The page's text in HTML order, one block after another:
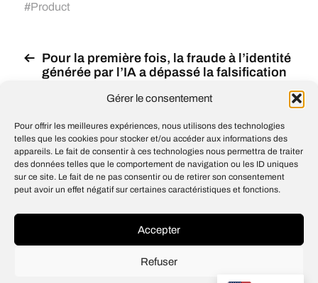
Gérer le consentement
Pour offrir les meilleures expériences, nous utilisons des technologies
telles que les cookies pour stocker et/ou accéder aux informations des
appareils. Le fait de consentir à ces technologies nous permettra de traiter
des données telles que le comportement de navigation ou les ID uniques
sur ce site. Le fait de ne pas consentir ou de retirer son consentement
peut avoir un effet négatif sur certaines caractéristiques et fonctions.
Accepter
Refuser
#Product
Pour la première fois, la fraude à l’identité
générée par l’IA a dépassé la falsification
un tournant majeur dans la manière dont
Anthropic a lancé Claude Opus 4.8, qui
serait plus « honnête » qu’Opus 4.7 et
offrait des performances accrues et une
meilleure gestion des données
incertaines ou erronées dans le codage et